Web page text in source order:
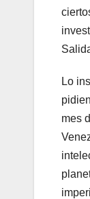
Lo
mes